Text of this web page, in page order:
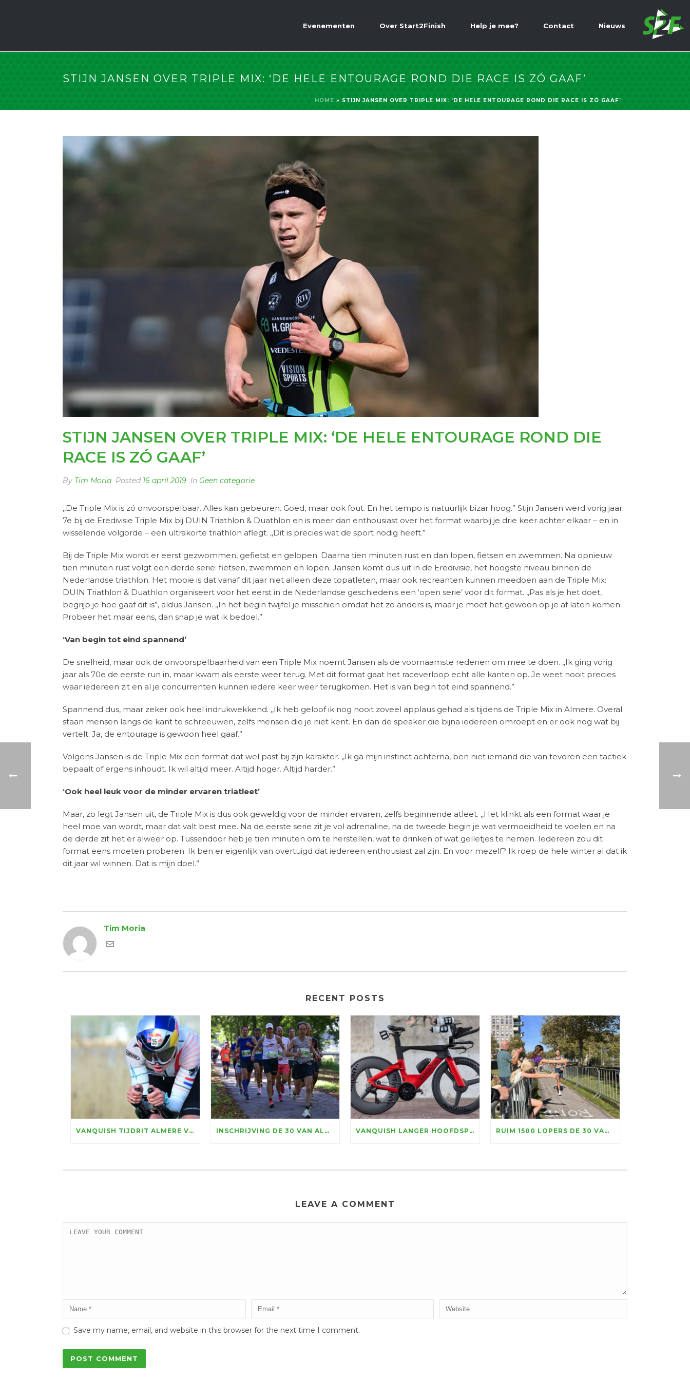
Evenementen Over Start2Finish Help je mee? Contact Nieuws
STIJN JANSEN OVER TRIPLE MIX: ‘DE HELE ENTOURAGE ROND DIE RACE IS ZÓ GAAF’
HOME » STIJN JANSEN OVER TRIPLE MIX: ‘DE HELE ENTOURAGE ROND DIE RACE IS ZÓ GAAF’
STIJN JANSEN OVER TRIPLE MIX: ‘DE HELE ENTOURAGE ROND DIE
RACE IS ZÓ GAAF’
By Tim Moria Posted 16 april 2019 In Geen categorie
,,De Triple Mix is zó onvoorspelbaar. Alles kan gebeuren. Goed, maar ook fout. En het tempo is natuurlijk bizar hoog.” Stijn Jansen werd vorig jaar
7e bij de Eredivisie Triple Mix bij DUIN Triathlon & Duathlon en is meer dan enthousiast over het format waarbij je drie keer achter elkaar – en in
wisselende volgorde – een ultrakorte triathlon aflegt. ,,Dit is precies wat de sport nodig heeft.”
Bij de Triple Mix wordt er eerst gezwommen, gefietst en gelopen. Daarna tien minuten rust en dan lopen, fietsen en zwemmen. Na opnieuw
tien minuten rust volgt een derde serie: fietsen, zwemmen en lopen. Jansen komt dus uit in de Eredivisie, het hoogste niveau binnen de
Nederlandse triathlon. Het mooie is dat vanaf dit jaar niet alleen deze topatleten, maar ook recreanten kunnen meedoen aan de Triple Mix:
DUIN Triathlon & Duathlon organiseert voor het eerst in de Nederlandse geschiedenis een ‘open serie’ voor dit format. ,,Pas als je het doet,
begrijp je hoe gaaf dit is”, aldus Jansen. ,,In het begin twijfel je misschien omdat het zo anders is, maar je moet het gewoon op je af laten komen.
Probeer het maar eens, dan snap je wat ik bedoel.”
‘Van begin tot eind spannend’
De snelheid, maar ook de onvoorspelbaarheid van een Triple Mix noemt Jansen als de voornaamste redenen om mee te doen. ,,Ik ging vorig
jaar als 70e de eerste run in, maar kwam als eerste weer terug. Met dit format gaat het raceverloop echt alle kanten op. Je weet nooit precies
waar iedereen zit en al je concurrenten kunnen iedere keer weer terugkomen. Het is van begin tot eind spannend.”
Spannend dus, maar zeker ook heel indrukwekkend. ,,Ik heb geloof ik nog nooit zoveel applaus gehad als tijdens de Triple Mix in Almere. Overal
staan mensen langs de kant te schreeuwen, zelfs mensen die je niet kent. En dan de speaker die bijna iedereen omroept en er ook nog wat bij
vertelt. Ja, de entourage is gewoon heel gaaf.”
Volgens Jansen is de Triple Mix een format dat wel past bij zijn karakter. ,,Ik ga mijn instinct achterna, ben niet iemand die van tevoren een tactiek
bepaalt of ergens inhoudt. Ik wil altijd meer. Altijd hoger. Altijd harder.”
‘Ook heel leuk voor de minder ervaren triatleet’
Maar, zo legt Jansen uit, de Triple Mix is dus ook geweldig voor de minder ervaren, zelfs beginnende atleet. ,,Het klinkt als een format waar je
heel moe van wordt, maar dat valt best mee. Na de eerste serie zit je vol adrenaline, na de tweede begin je wat vermoeidheid te voelen en na
de derde zit het er alweer op. Tussendoor heb je tien minuten om te herstellen, wat te drinken of wat gelletjes te nemen. Iedereen zou dit
format eens moeten proberen. Ik ben er eigenlijk van overtuigd dat iedereen enthousiast zal zijn. En voor mezelf? Ik roep de hele winter al dat ik
dit jaar wil winnen. Dat is mijn doel.”
Tim Moria
RECENT POSTS
VANQUISH TIJDRIT ALMERE VORMT DIT JAAR DECOR WFN NK TIJDRIJDEN INSCHRIJVING DE 30 VAN ALMERE OPEN: GENIETEN VOOR RUIM VIJFTIENHONDERD LOPERS VANQUISH LANGER HOOFDSPONSOR TIJDRIT ALMERE RUIM 1500 LOPERS DE 30 VAN ALMERE HALEN 156.100 EURO VOOR KIKA OP, MARATHONTOPPER LUC ESSINK WINT IN RAZENDSNELLE TIJD
LEAVE A COMMENT
Save my name, email, and website in this browser for the next time I comment.